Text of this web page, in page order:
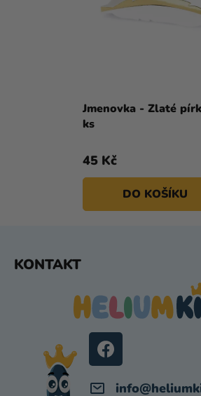
Jmenovka - Zlaté
ks
45 Kč
DO KOŠÍKU
KONTAKT
info@